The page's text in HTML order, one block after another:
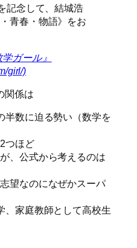
記念して、結城浩
青春・物語》をお
ガール』
girl/)
関係は
半数に迫る勢い（数学を
つほど
、公式から考えるのは
望なのになぜかスーパ
、家庭教師として高校生